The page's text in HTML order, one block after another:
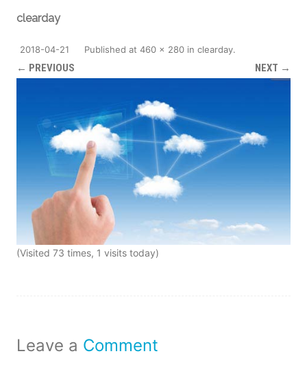
clearday
Published
2018-04-21 at 460 × 280 in clearday.
← PREVIOUS NEXT →
(Visited 73 times, 1 visits today)
Leave a Comment